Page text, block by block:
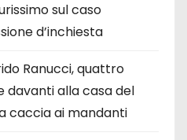
sul caso
d’inchiesta
Ranucci, quattro
davanti alla casa del
caccia ai mandanti